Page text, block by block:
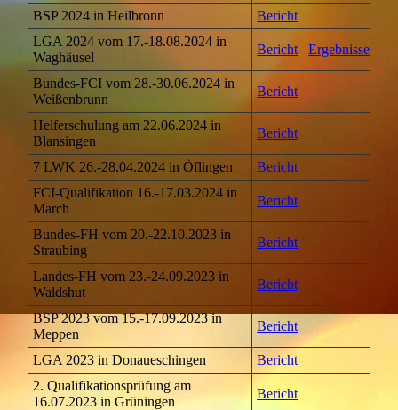
BSP 2024 in Heilbronn
Bericht
LGA 2024 vom 17.-18.08.2024 in
Waghäusel
Bericht Ergebnisse
Bundes-FCI vom 28.-30.06.2024 in
Weißenbrunn
Bericht
Helferschulung am 22.06.2024 in
Blansingen
Bericht
7 LWK 26.-28.04.2024 in Öflingen
Bericht
FCI-Qualifikation 16.-17.03.2024 in
March
Bericht
Bundes-FH vom 20.-22.10.2023 in
Straubing
Bericht
Landes-FH vom 23.-24.09.2023 in
Waldshut
Bericht
BSP 2023 vom 15.-17.09.2023 in
Meppen
Bericht
LGA 2023 in Donaueschingen
Bericht
2. Qualifikationsprüfung am
16.07.2023 in Grüningen
Bericht